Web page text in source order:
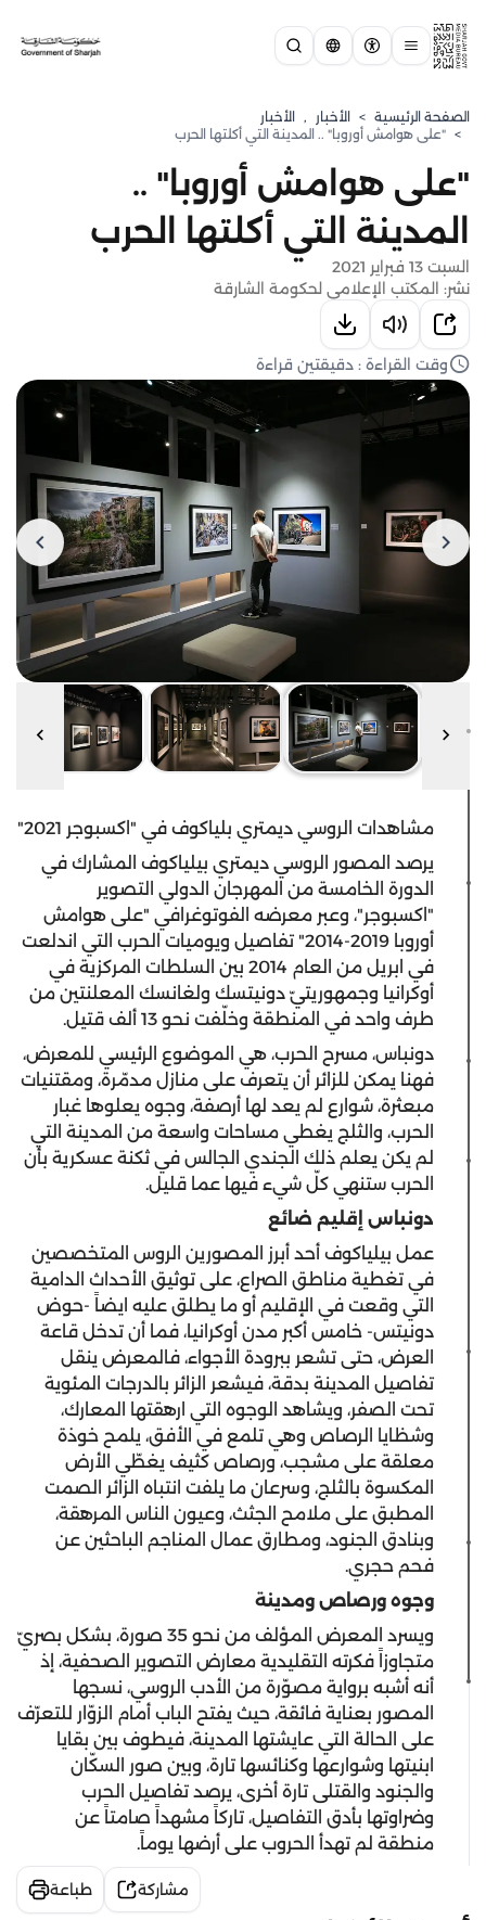
الصفحة الرئيسية > الأخبار , الأخبار
> "على هوامش أوروبا" .. المدينة التي أكلتها الحرب
"على هوامش أوروبا" ..
المدينة التي أكلتها الحرب
السبت 13 فبراير 2021
نشر: المكتب الإعلامي لحكومة الشارقة
وقت القراءة : دقيقتين قراءة
مشاهدات الروسي ديمتري بلياكوف في "اكسبوجر 2021"
يرصد المصور الروسي ديمتري بيلياكوف المشارك في
الدورة الخامسة من المهرجان الدولي التصوير
"اكسبوجر"، وعبر معرضه الفوتوغرافي "على هوامش
أوروبا 2019-2014" تفاصيل ويوميات الحرب التي اندلعت
في ابريل من العام 2014 بين السلطات المركزية في
أوكرانيا وجمهوريتيّ دونيتسك ولغانسك المعلنتين من
طرف واحد في المنطقة وخلّفت نحو 13 ألف قتيل.
دونباس، مسرح الحرب، هي الموضوع الرئيسي للمعرض،
فهنا يمكن للزائر أن يتعرف على منازل مدمّرة، ومقتنيات
مبعثرة، شوارع لم يعد لها أرصفة، وجوه يعلوها غبار
الحرب، والثلج يغطي مساحات واسعة من المدينة التي
لم يكن يعلم ذلك الجندي الجالس في ثكنة عسكرية بأن
الحرب ستنهي كلّ شيء فيها عما قليل.
دونباس إقليم ضائع
عمل بيلياكوف أحد أبرز المصورين الروس المتخصصين
في تغطية مناطق الصراع، على توثيق الأحداث الدامية
التي وقعت في الإقليم أو ما يطلق عليه ايضاً -حوض
دونيتس- خامس أكبر مدن أوكرانيا، فما أن تدخل قاعة
العرض، حتى تشعر ببرودة الأجواء، فالمعرض ينقل
تفاصيل المدينة بدقة، فيشعر الزائر بالدرجات المئوية
تحت الصفر، ويشاهد الوجوه التي ارهقتها المعارك،
وشظايا الرصاص وهي تلمع في الأفق، يلمح خوذة
معلقة على مشجب، ورصاص كثيف يغطّي الأرض
المكسوة بالثلج، وسرعان ما يلفت انتباه الزائر الصمت
المطبق على ملامح الجثث، وعيون الناس المرهقة،
وبنادق الجنود، ومطارق عمال المناجم الباحثين عن
فحم حجري.
وجوه ورصاص ومدينة
ويسرد المعرض المؤلف من نحو 35 صورة، بشكل بصريّ
متجاوزاً فكرته التقليدية معارض التصوير الصحفية، إذ
أنه أشبه برواية مصوّرة من الأدب الروسي، نسجها
المصور بعناية فائقة، حيث يفتح الباب أمام الزوّار للتعرّف
على الحالة التي عايشتها المدينة، فيطوف بين بقايا
ابنيتها وشوارعها وكنائسها تارة، وبين صور السكّان
والجنود والقتلى تارة أخرى، يرصد تفاصيل الحرب
وضراوتها بأدق التفاصيل، تاركاً مشهداً صامتاً عن
منطقة لم تهدأ الحروب على أرضها يوماً.
مشاركة طباعة